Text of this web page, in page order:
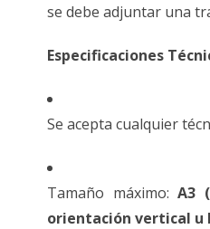
se debe adjuntar una
Especificaciones
Se acepta cualquier
Tamaño máximo:A3
orientación vertical u